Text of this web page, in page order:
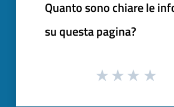
Quanto sono chiare le
su questa pagina?